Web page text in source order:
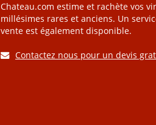
Chateau.com estime et rachète vos
millésimes rares et anciens. Un
vente est également disponible.
Contactez nous pour un devis